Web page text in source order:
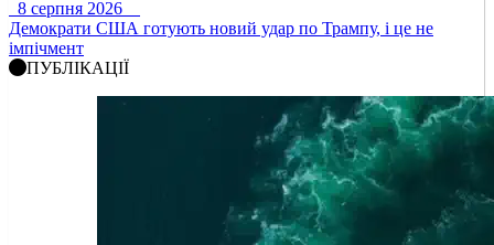
8 серпня 2026
Демократи США готують новий удар по Трампу, і це не
імпічмент
ПУБЛІКАЦІЇ